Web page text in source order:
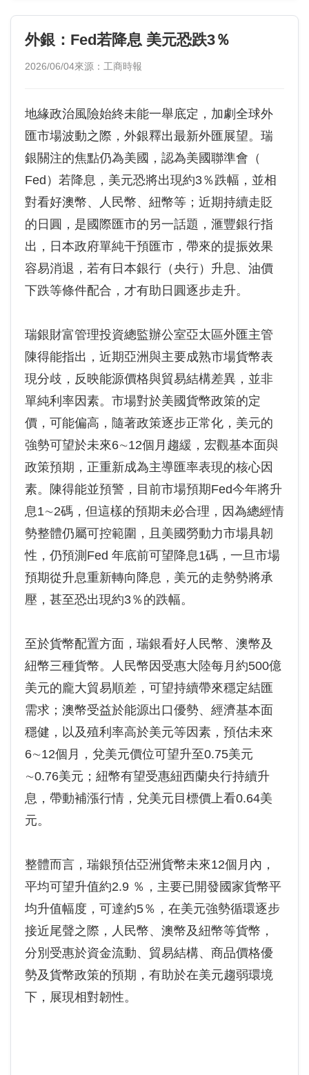
外銀：Fed若降息 美元恐跌3％
2026/06/04來源：工商時報
地緣政治風險始終未能一舉底定，加劇全球外
匯市場波動之際，外銀釋出最新外匯展望。瑞
銀關注的焦點仍為美國，認為美國聯準會（
Fed）若降息，美元恐將出現約3％跌幅，並相
對看好澳幣、人民幣、紐幣等；近期持續走貶
的日圓，是國際匯市的另一話題，滙豐銀行指
出，日本政府單純干預匯市，帶來的提振效果
容易消退，若有日本銀行（央行）升息、油價
下跌等條件配合，才有助日圓逐步走升。
瑞銀財富管理投資總監辦公室亞太區外匯主管
陳得能指出，近期亞洲與主要成熟市場貨幣表
現分歧，反映能源價格與貿易結構差異，並非
單純利率因素。市場對於美國貨幣政策的定
價，可能偏高，隨著政策逐步正常化，美元的
強勢可望於未來6∼12個月趨緩，宏觀基本面與
政策預期，正重新成為主導匯率表現的核心因
素。陳得能並預警，目前市場預期Fed今年將升
息1∼2碼，但這樣的預期未必合理，因為總經情
勢整體仍屬可控範圍，且美國勞動力市場具韌
性，仍預測Fed 年底前可望降息1碼，一旦市場
預期從升息重新轉向降息，美元的走勢勢將承
壓，甚至恐出現約3％的跌幅。
至於貨幣配置方面，瑞銀看好人民幣、澳幣及
紐幣三種貨幣。人民幣因受惠大陸每月約500億
美元的龐大貿易順差，可望持續帶來穩定結匯
需求；澳幣受益於能源出口優勢、經濟基本面
穩健，以及殖利率高於美元等因素，預估未來
6∼12個月，兌美元價位可望升至0.75美元
∼0.76美元；紐幣有望受惠紐西蘭央行持續升
息，帶動補漲行情，兌美元目標價上看0.64美
元。
整體而言，瑞銀預估亞洲貨幣未來12個月內，
平均可望升值約2.9 ％，主要已開發國家貨幣平
均升值幅度，可達約5％，在美元強勢循環逐步
接近尾聲之際，人民幣、澳幣及紐幣等貨幣，
分別受惠於資金流動、貿易結構、商品價格優
勢及貨幣政策的預期，有助於在美元趨弱環境
下，展現相對韌性。